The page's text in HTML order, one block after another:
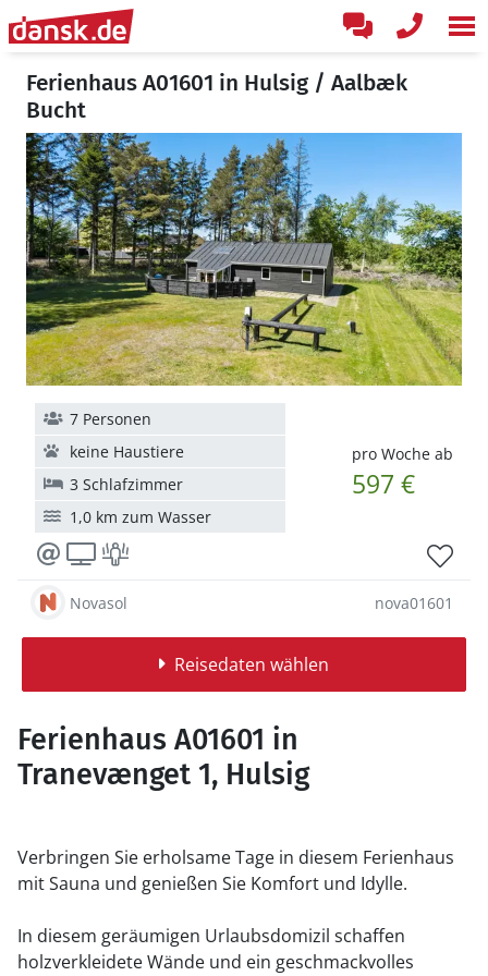
Ferienhaus A01601 in Hulsig / Aalbæk
Bucht
pro Woche ab
597 €
7 Personen
keine Haustiere
3 Schlafzimmer
1,0 km zum Wasser
Novasol nova01601
Reisedaten wählen
Ferienhaus A01601 in
Tranevænget 1, Hulsig
Verbringen Sie erholsame Tage in diesem Ferienhaus
mit Sauna und genießen Sie Komfort und Idylle.
In diesem geräumigen Urlaubsdomizil schaffen
holzverkleidete Wände und ein geschmackvolles